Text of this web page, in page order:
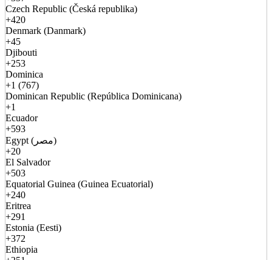
Czech Republic (Česká republika)
+420
Denmark (Danmark)
+45
Djibouti
+253
Dominica
+1 (767)
Dominican Republic (República Dominicana)
+1
Ecuador
+593
Egypt (مصر)
+20
El Salvador
+503
Equatorial Guinea (Guinea Ecuatorial)
+240
Eritrea
+291
Estonia (Eesti)
+372
Ethiopia